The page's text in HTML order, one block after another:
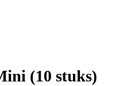
(10 stuks)